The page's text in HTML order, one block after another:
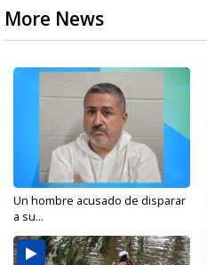
More News
Un hombre acusado de disparar
a su...